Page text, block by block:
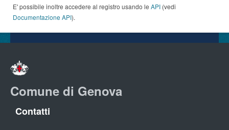
E' possibile inoltre accedere al registro usando le API (vedi
Documentazione API).
Comune di Genova
Contatti